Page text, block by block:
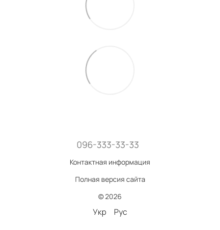
096-333-33-33
Контактная информация
Полная версия сайта
© 2026
Укр Рус